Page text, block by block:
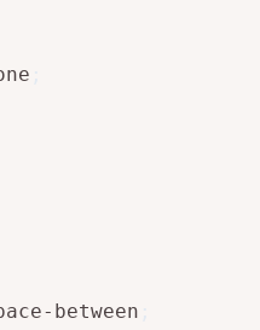
between